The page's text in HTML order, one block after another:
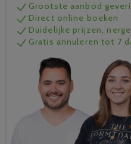
Grootste aanbod
Direct online boeken
Duidelijke prijzen,
Gratis annuleren tot 7